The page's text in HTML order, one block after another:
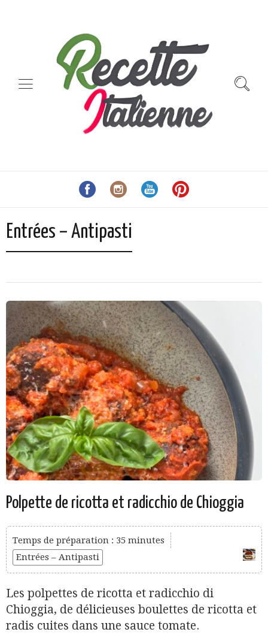
Entrées – Antipasti
Polpette de ricotta et radicchio de Chioggia
Temps de préparation : 35 minutes
Entrées – Antipasti
Les polpettes de ricotta et radicchio di
Chioggia, de délicieuses boulettes de ricotta et
radis cuites dans une sauce tomate.